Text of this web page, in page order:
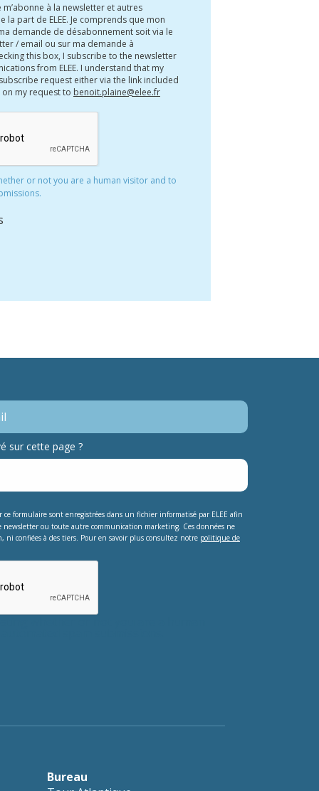
m’abonne à la newsletter et autres
part de ELEE. Je comprends que mon
demande de désabonnement soit via le
/ email ou sur ma demande à
this box, I subscribe to the newsletter
from ELEE. I understand that my
request either via the link included
my request to benoit.plaine@elee.fr
or not you are a human visitor and to
sur cette page ?
ce formulaire sont enregistrées dans un fichier informatisé par ELEE afin
ou toute autre communication marketing. Ces données ne
ni confiées à des tiers. Pour en savoir plus consultez notre politique de
Bureau